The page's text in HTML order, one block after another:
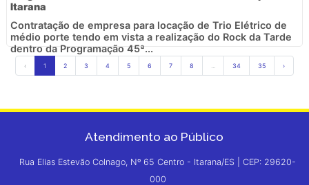
Itarana
Contratação de empresa para locação de Trio Elétrico de
médio porte tendo em vista a realização do Rock da Tarde
dentro da Programação 45ª...
‹ 1 2 3 4 5 6 7 8 34 35 ›
Atendimento ao Público
Rua Elias Estevão Colnago, Nº 65 Centro - Itarana/ES | CEP: 29620-
000